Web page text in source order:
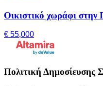
Οικιστικό χωράφι στην
€ 55,000
Πολιτική Δημοσίευσης